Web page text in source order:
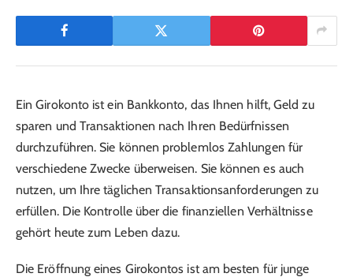
Ein Girokonto ist ein Bankkonto, das Ihnen hilft, Geld zu
sparen und Transaktionen nach Ihren Bedürfnissen
durchzuführen. Sie können problemlos Zahlungen für
verschiedene Zwecke überweisen. Sie können es auch
nutzen, um Ihre täglichen Transaktionsanforderungen zu
erfüllen. Die Kontrolle über die finanziellen Verhältnisse
gehört heute zum Leben dazu.
Die Eröffnung eines Girokontos ist am besten für junge